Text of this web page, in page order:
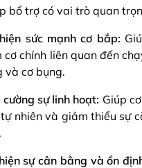
bổ trợ có vai trò quan
sức mạnh cơ bắp:
cơ chính liên quan đến
và cơ bụng.
sự linh hoạt: Giúp
nhiên và giảm thiểu sự
sự cân bằng và ổn